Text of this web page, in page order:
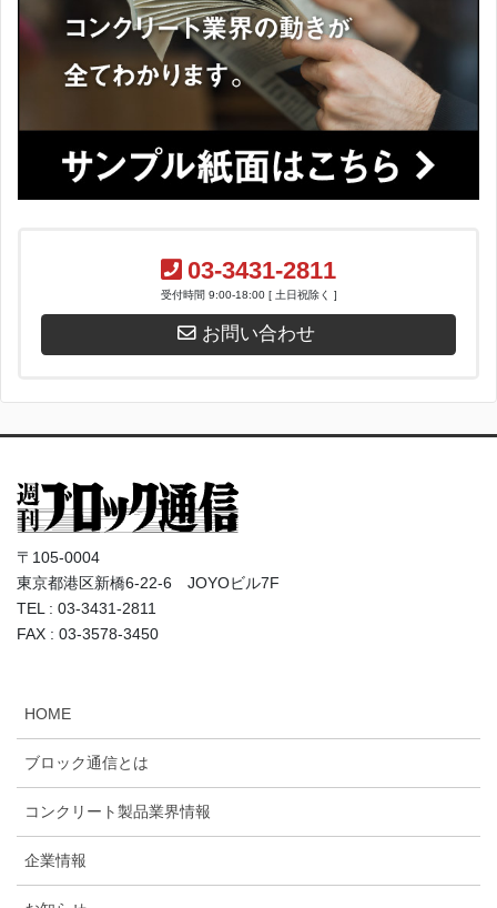
03-3431-2811
受付時間 9:00-18:00 [ 土日祝除く ]
お問い合わせ
〒105-0004
東京都港区新橋6-22-6 JOYOビル7F
TEL : 03-3431-2811
FAX : 03-3578-3450
HOME
ブロック通信とは
コンクリート製品業界情報
企業情報